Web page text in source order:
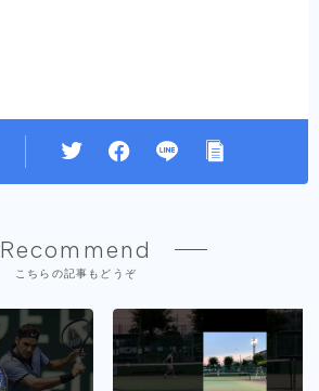
Recommend
こちらの記事もどうぞ